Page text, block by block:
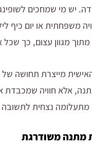
יש מי שמחכים
משפחתית או יום
מגוון עצום, כך
מייצרת תחושה
אלא חוויה
מתעלומה נצחית
מתנה משודרגת